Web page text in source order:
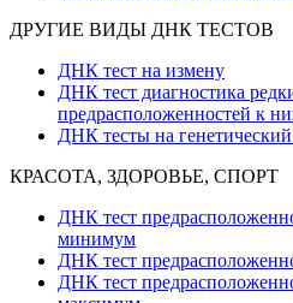
ДРУГИЕ ВИДЫ ДНК ТЕСТОВ
ДНК тест на измену
ДНК тест диагностика
предрасположенностей к
ДНК тесты на
КРАСОТА, ЗДОРОВЬЕ, СПОРТ
ДНК тест
минимум
ДНК тест
ДНК тест